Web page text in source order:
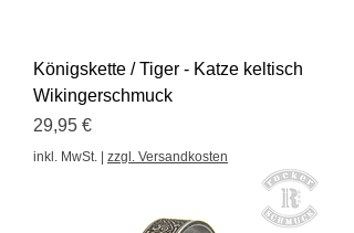
Königskette / Tiger - Katze keltisch
Wikingerschmuck
Preis
29,95 €
inkl. MwSt. | zzgl. Versandkosten